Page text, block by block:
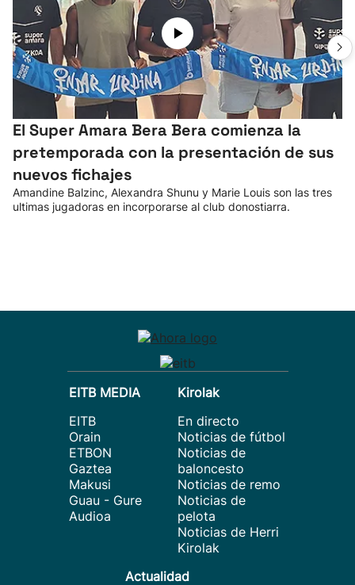
El Super Amara Bera Bera comienza la
pretemporada con la presentación de sus
nuevos fichajes
Amandine Balzinc, Alexandra Shunu y Marie Louis son las tres
ultimas jugadoras en incorporarse al club donostiarra.
EITB MEDIA
EITB
Orain
ETBON
Gaztea
Makusi
Guau - Gure
Audioa
Kirolak
En directo
Noticias de fútbol
Noticias de
baloncesto
Noticias de remo
Noticias de
pelota
Noticias de Herri
Kirolak
Actualidad